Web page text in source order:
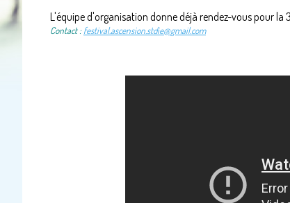
L'équipe d'organisation donne déjà rendez-vous pour la
Contact : festival.ascension.stdie@gmail.com